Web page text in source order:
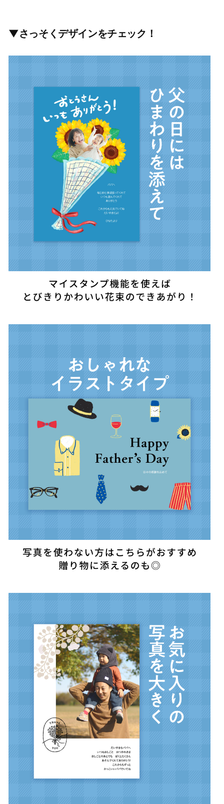
▼さっそくデザインをチェック！